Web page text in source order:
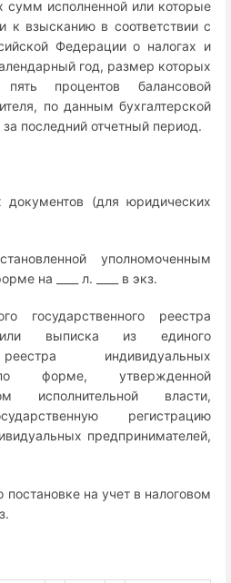
сумм исполненной или которые
к взысканию в соответствии с
Федерации о налогах и
год, размер которых
процентов балансовой
по данным бухгалтерской
последний отчетный период.
документов (для юридических
уполномоченным
на ____ л. ____ в экз.
государственного реестра
выписка из единого
индивидуальных
по форме, утвержденной
исполнительной власти,
регистрацию
предпринимателей,
постановке на учет в налоговом